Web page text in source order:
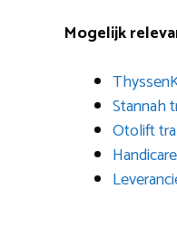
Mogelijk
Stannah
Otolift